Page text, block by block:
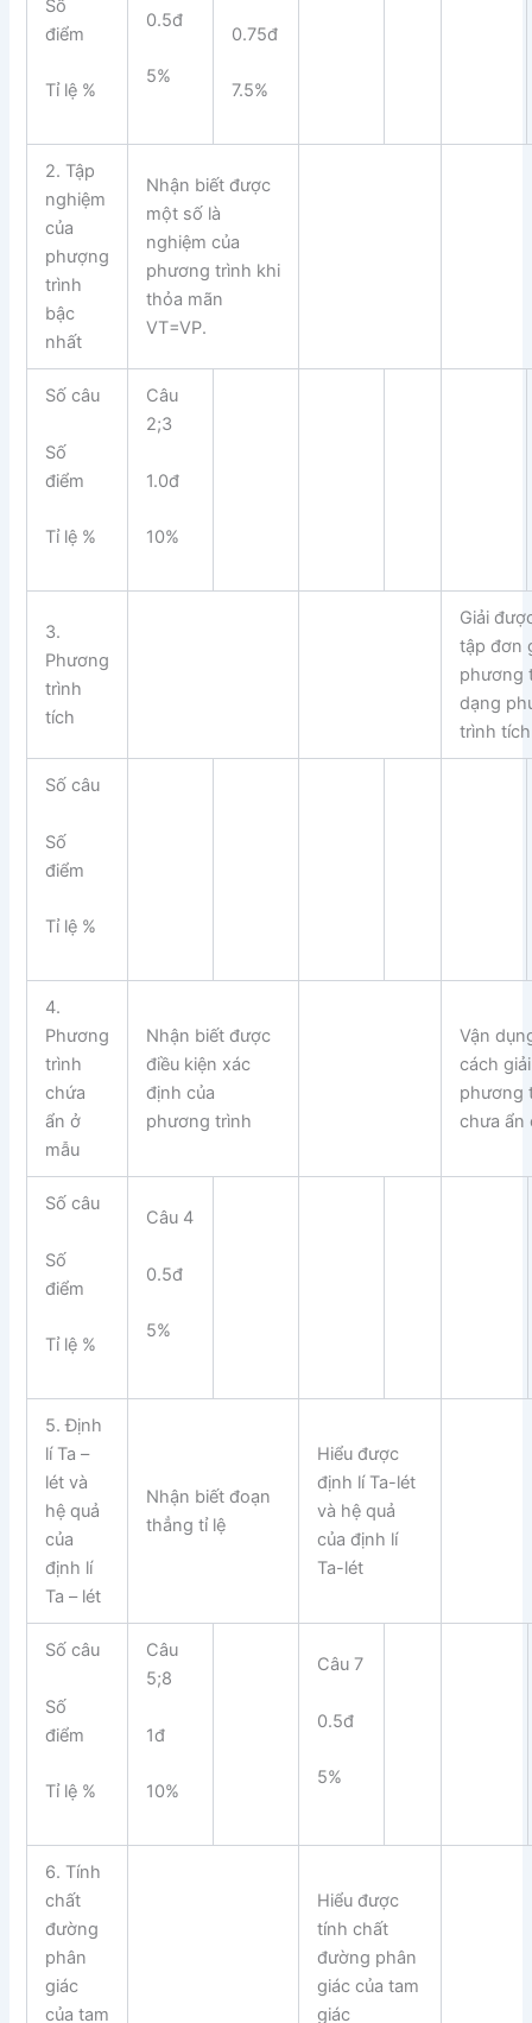
Số
điểm
Tỉ lệ %
0.5đ
5%
0.75đ
7.5%
2. Tập
nghiệm
của
phượng
trình
bậc
nhất
Nhận biết được
một số là
nghiệm của
phương trình khi
thỏa mãn
VT=VP.
Số câu
Số
điểm
Tỉ lệ %
Câu
2;3
1.0đ
10%
3.
Phương
trình
tích
Giải
tập đơn
phương
dạng
trình tích
Số câu
Số
điểm
Tỉ lệ %
4.
Phương
trình
chứa
ẩn ở
mẫu
Nhận biết được
điều kiện xác
định của
phương trình
Vận
cách giải
phương
chưa ẩn
Số câu
Số
điểm
Tỉ lệ %
Câu 4
0.5đ
5%
5. Định
lí Ta –
lét và
hệ quả
của
định lí
Ta – lét
Nhận biết đoạn
thẳng tỉ lệ
Hiểu được
định lí Ta-lét
và hệ quả
của định lí
Ta-lét
Số câu
Số
điểm
Tỉ lệ %
Câu
5;8
1đ
10%
Câu 7
0.5đ
5%
6. Tính
chất
đường
phân
giác
của tam
Hiểu được
tính chất
đường phân
giác của tam
giác